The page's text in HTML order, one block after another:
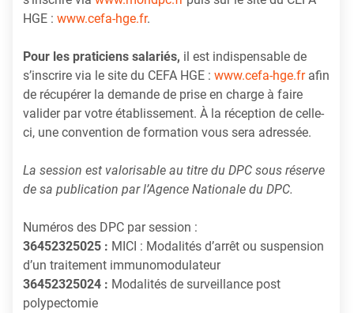
HGE : www.cefa-hge.fr.
Pour les praticiens salariés, il est indispensable de
s’inscrire via le site du CEFA HGE : www.cefa-hge.frafin
de récupérer la demande de prise en charge à faire
valider par votre établissement. À la réception de celle-
ci, une convention de formation vous sera adressée.
La session est valorisable au titre du DPC sous réserve
de sa publication par l’Agence Nationale du DPC.
Numéros des DPC par session :
36452325025 : MICI : Modalités d’arrêt ou suspension
d’un traitement immunomodulateur
36452325024 : Modalités de surveillance post
polypectomie